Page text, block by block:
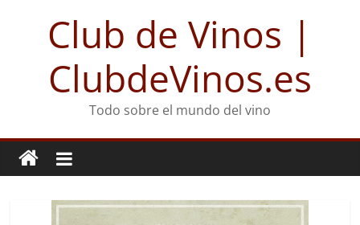
Club de Vinos |
ClubdeVinos.es
Todo sobre el mundo del vino